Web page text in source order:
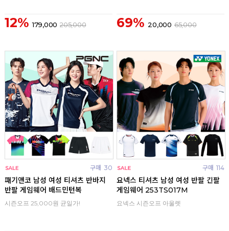
12% 179,000 205,000 69% 20,000 65,000
구매 30
패기앤코 남성 여성 티셔츠 반바지
반팔 게임웨어 배드민턴복
시즌오프 25,000원 균일가!
구매 114
요넥스 티셔츠 남성 여성 반팔 긴팔
게임웨어 253TS017M
요넥스 시즌오프 아울렛